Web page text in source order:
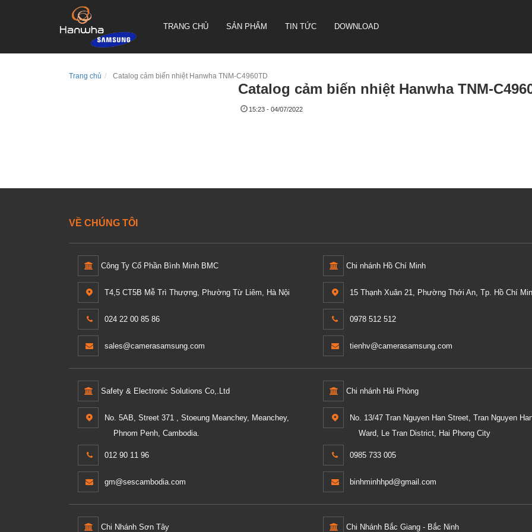
TRANG CHỦ SẢN PHẨM
CAMERA HỘI NGHỊ TRUYỀN
TIN TỨC DOWNLOAD
Trang chủ Catalog cảm biến nhiệt Hanwha TNM-C4960TD
Catalog cảm biến nhiệt Hanwha TNM-
15:23 - 04/07/2022
VỀ CHÚNG TÔI
Công Ty Cổ Phần Bình Minh BMC
T4,5 CT5B Mễ Trì Thượng, Phường Từ Liêm, Hà Nội
024 22 00 85 86
sales@camerasamsung.com
Chi nhánh Hồ Chí Minh
15 Thạnh Xuân 21, Phường Thới An, Tp. Hồ Chí
0978 512 512
tienhv@camerasamsung.com
Safety & Electronic Solutions Co,.Ltd
No. 5AB, Street 371 , Stoeung Meanchey, Meanchey,
Phnom Penh, Cambodia.
012 90 11 96
gm@sescambodia.com
Chi nhánh Hải Phòng
No. 13/47 Tran Nguyen Han Street, Tran Nguyen
Ward, Le Tran District, Hai Phong City
0985 733 005
binhminhhpd@gmail.com
Chi Nhánh Sơn Tây Chi Nhánh Bắc Giang - Bắc Ninh